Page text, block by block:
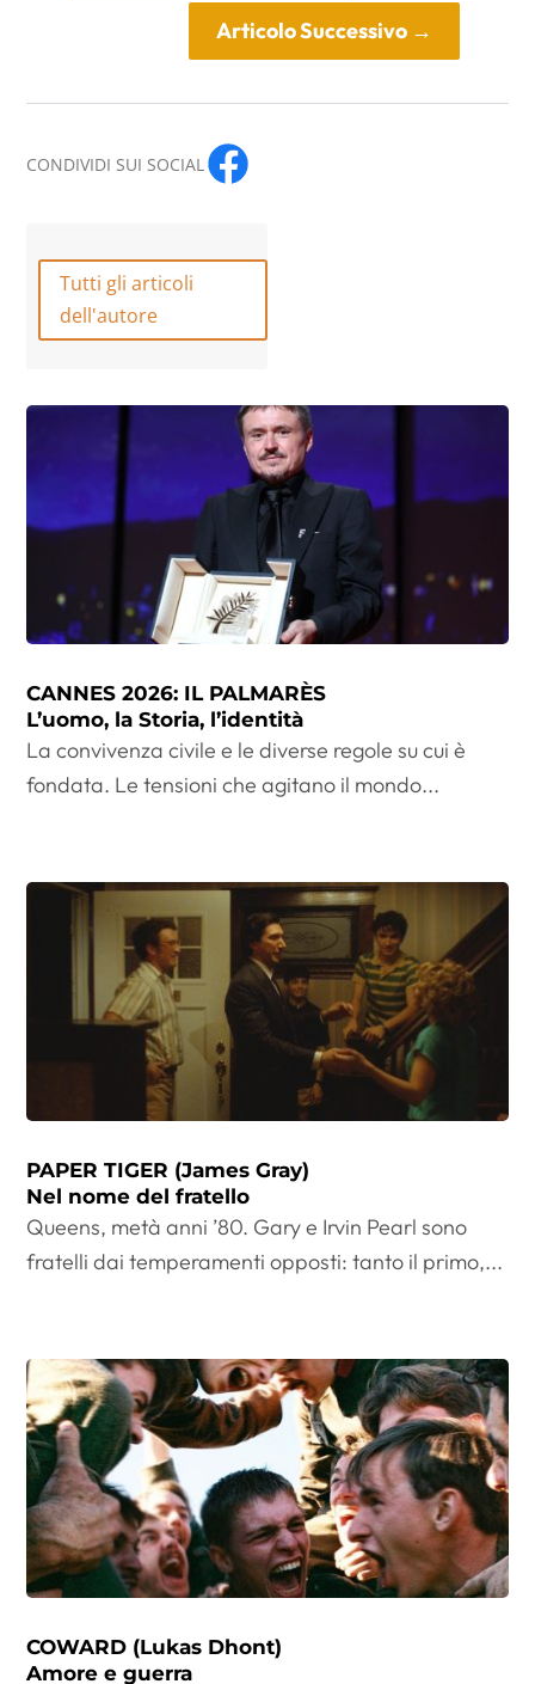
Articolo Successivo→
CONDIVIDI SUI SOCIAL
Tutti gli articoli
dell'autore
CANNES 2026: IL PALMARÈS
L’uomo, la Storia, l’identità
La convivenza civile e le diverse regole su cui è
fondata. Le tensioni che agitano il mondo...
PAPER TIGER (James Gray)
Nel nome del fratello
Queens, metà anni ’80. Gary e Irvin Pearl sono
fratelli dai temperamenti opposti: tanto il primo,...
COWARD (Lukas Dhont)
Amore e guerra